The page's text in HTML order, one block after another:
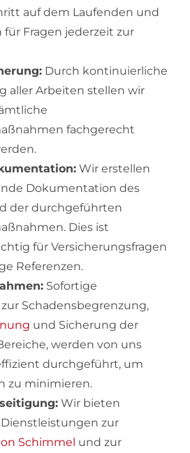
auf dem Laufenden und
Fragen jederzeit zur
Durch kontinuierliche
aller Arbeiten stellen wir
fachgerecht
Wir erstellen
Dokumentation des
der durchgeführten
Dies ist
für Versicherungsfragen
Referenzen.
Sofortige
Schadensbegrenzung,
und Sicherung der
werden von uns
durchgeführt, um
zu minimieren.
Wir bieten
zur
Schimmel und zur